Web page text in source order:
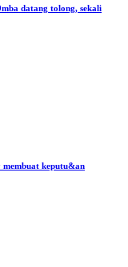
datang tolong, sekali
membuat keputu&an